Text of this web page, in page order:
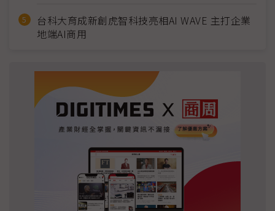
台科大育成新創虎智科技亮相AI WAVE 主打企業
地端AI商用